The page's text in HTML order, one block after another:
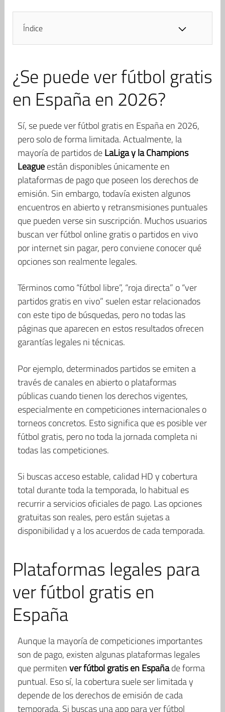
Índice
¿Se puede ver fútbol gratis
en España en 2026?
Sí, se puede ver fútbol gratis en España en 2026,
pero solo de forma limitada. Actualmente, la
mayoría de partidos deLaLiga y la Champions
Leagueestán disponibles únicamente en
plataformas de pago que poseen los derechos de
emisión. Sin embargo, todavía existen algunos
encuentros en abierto y retransmisiones puntuales
que pueden verse sin suscripción. Muchos usuarios
buscan ver fútbol online gratis o partidos en vivo
por internet sin pagar, pero conviene conocer qué
opciones son realmente legales.
Términos como “fútbol libre”, “roja directa” o “ver
partidos gratis en vivo” suelen estar relacionados
con este tipo de búsquedas, pero no todas las
páginas que aparecen en estos resultados ofrecen
garantías legales ni técnicas.
Por ejemplo, determinados partidos se emiten a
través de canales en abierto o plataformas
públicas cuando tienen los derechos vigentes,
especialmente en competiciones internacionales o
torneos concretos. Esto significa que es posible ver
fútbol gratis, pero no toda la jornada completa ni
todas las competiciones.
Si buscas acceso estable, calidad HD y cobertura
total durante toda la temporada, lo habitual es
recurrir a servicios oficiales de pago. Las opciones
gratuitas son reales, pero están sujetas a
disponibilidad y a los acuerdos de cada temporada.
Plataformas legales para
ver fútbol gratis en
España
Aunque la mayoría de competiciones importantes
son de pago, existen algunas plataformas legales
que permitenver fútbol gratis en Españade forma
puntual. Eso sí, la cobertura suele ser limitada y
depende de los derechos de emisión de cada
temporada. Si buscas una app para ver fútbol